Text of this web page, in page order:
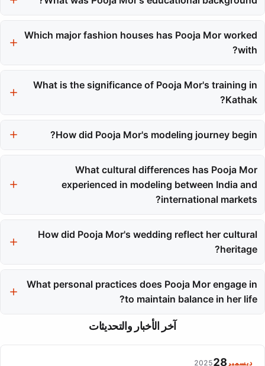
pursuing a stable engineering career.
Which major fashion houses has Pooja Mor worked
with?
Louis Vuitton and Alexander McQueen.
What is the significance of Pooja Mor's training in
Kathak?
with discipline and a strong foundation for her modeling career.
How did Pooja Mor's modeling journey begin?
her into a campus beauty contest, which led to her being
scouted by an agency.
What cultural differences has Pooja Mor
experienced in modeling between India and
international markets?
relationship-focused, while international markets, like New York,
tend to be more efficient and transaction-focused.
How did Pooja Mor's wedding reflect her cultural
heritage?
celebrations, blending her Indian roots with her life in the fashion
world.
What personal practices does Pooja Mor engage in
to maintain balance in her life?
She practices daily meditation and journaling, which help her
stay grounded and centered amidst the demands of her career.
آخر الأخبار والتحديثات
ديسمبر 28
2025